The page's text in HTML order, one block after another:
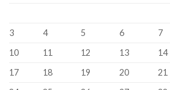
3
4 5 6 7
10
11 12 13 14
17
18 19 20 21